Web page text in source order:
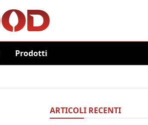
Prodotti
ARTICOLI RECENTI